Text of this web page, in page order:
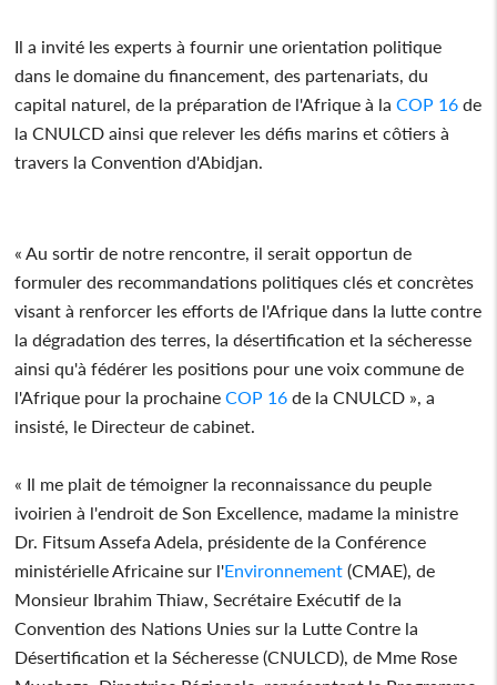
Il a invité les experts à fournir une orientation politique
dans le domaine du financement, des partenariats, du
capital naturel, de la préparation de l'Afrique à la COP 16 de
la CNULCD ainsi que relever les défis marins et côtiers à
travers la Convention d'Abidjan.
« Au sortir de notre rencontre, il serait opportun de
formuler des recommandations politiques clés et concrètes
visant à renforcer les efforts de l'Afrique dans la lutte contre
la dégradation des terres, la désertification et la sécheresse
ainsi qu'à fédérer les positions pour une voix commune de
l'Afrique pour la prochaine COP 16 de la CNULCD », a
insisté, le Directeur de cabinet.
« Il me plait de témoigner la reconnaissance du peuple
ivoirien à l'endroit de Son Excellence, madame la ministre
Dr. Fitsum Assefa Adela, présidente de la Conférence
ministérielle Africaine sur l'Environnement (CMAE), de
Monsieur Ibrahim Thiaw, Secrétaire Exécutif de la
Convention des Nations Unies sur la Lutte Contre la
Désertification et la Sécheresse (CNULCD), de Mme Rose